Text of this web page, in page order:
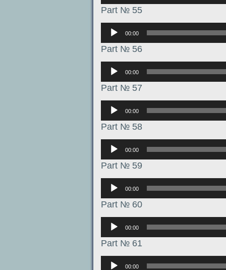
Part № 55
Аудиоплеер
00:00
Part № 56
Аудиоплеер
00:00
Part № 57
Аудиоплеер
00:00
Part № 58
Аудиоплеер
00:00
Part № 59
Аудиоплеер
00:00
Part № 60
Аудиоплеер
00:00
Part № 61
Аудиоплеер
00:00